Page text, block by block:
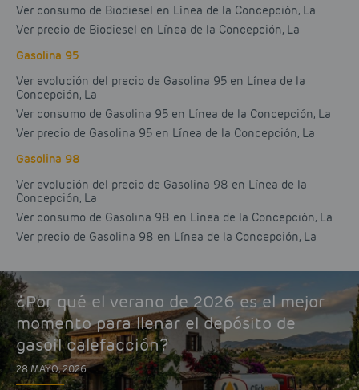
Ver consumo de Biodiesel en Línea de la Concepción, La
Ver precio de Biodiesel en Línea de la Concepción, La
Gasolina 95
Ver evolución del precio de Gasolina 95 en Línea de la
Concepción, La
Ver consumo de Gasolina 95 en Línea de la Concepción, La
Ver precio de Gasolina 95 en Línea de la Concepción, La
Gasolina 98
Ver evolución del precio de Gasolina 98 en Línea de la
Concepción, La
Ver consumo de Gasolina 98 en Línea de la Concepción, La
Ver precio de Gasolina 98 en Línea de la Concepción, La
¿Por qué el verano de 2026 es el mejor
momento para llenar el depósito de
gasoil calefacción?
28 MAYO, 2026